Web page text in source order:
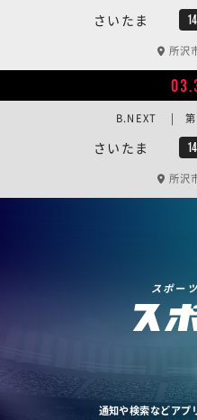
さいたま
所沢
さいたま
B.NEXT | 第
所沢
スポー
通知や検索などアプ